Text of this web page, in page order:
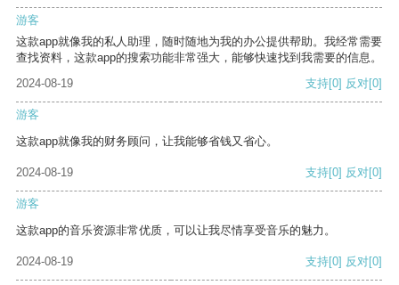
游客
这款app就像我的私人助理，随时随地为我的办公提供帮助。我经常需要
查找资料，这款app的搜索功能非常强大，能够快速找到我需要的信息。
2024-08-19
支持[0] 反对[0]
游客
这款app就像我的财务顾问，让我能够省钱又省心。
2024-08-19 支持[0] 反对[0]
游客
这款app的音乐资源非常优质，可以让我尽情享受音乐的魅力。
2024-08-19 支持[0] 反对[0]